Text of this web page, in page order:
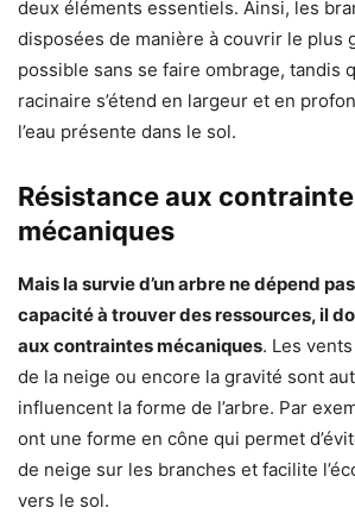
deux éléments essentiels. Ainsi, les
disposées de manière à couvrir le plus
possible sans se faire ombrage, tandis
racinaire s’étend en largeur et en
l’eau présente dans le sol.
Résistance aux
mécaniques
Mais la survie d’un arbre ne dépend
capacité à trouver des ressources, il
aux contraintes mécaniques. Les
de la neige ou encore la gravité sont
influencent la forme de l’arbre. Par
ont une forme en cône qui permet
de neige sur les branches et facilite
vers le sol.